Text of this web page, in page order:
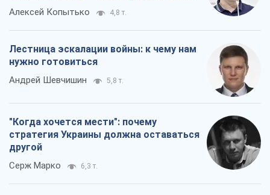
Алексей Копытько 4,8 т.
Лестница эскалации войны: к чему нам
нужно готовиться
Андрей Шевчишин 5,8 т.
"Когда хочется мести": почему
стратегия Украины должна оставаться
другой
Серж Марко 6,3 т.